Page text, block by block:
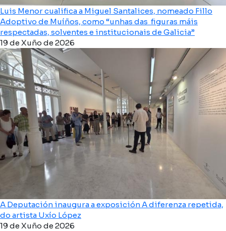
Luis Menor cualifica a Miguel Santalices, nomeado Fillo
Adoptivo de Muíños, como “unhas das figuras máis
respectadas, solventes e institucionais de Galicia”
19 de Xuño de 2026
A Deputación inaugura a exposición A diferenza repetida,
do artista Uxío López
19 de Xuño de 2026